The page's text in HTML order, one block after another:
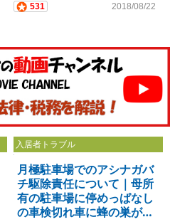
531 2018/08/22
入居者トラブル
月極駐車場でのアシナガバ
チ駆除責任について｜母所
有の駐車場に停めっぱなし
の車検切れ車に蜂の巣が…